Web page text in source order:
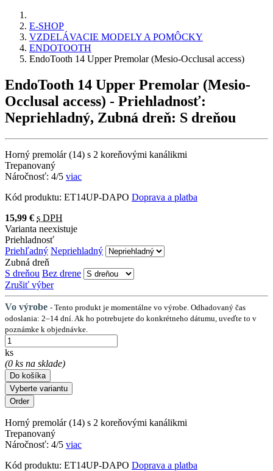
E-SHOP
VZDELÁVACIE MODELY A POMÔCKY
ENDOTOOTH
EndoTooth 14 Upper Premolar (Mesio-Occlusal access)
EndoTooth 14 Upper Premolar (Mesio-
Occlusal access) - Priehladnosť:
Nepriehladný, Zubná dreň: S dreňou
Horný premolár (14) s 2 koreňovými kanálikmi
Trepanovaný
Náročnosť: 4/5 viac
Kód produktu: ET14UP-DAPO Doprava a platba
15,99 € s DPH
Varianta neexistuje
Priehladnosť
Priehľadný Nepriehladný
Zubná dreň
S dreňou Bez drene
Zrušiť výber
Vo výrobe - Tento produkt je momentálne vo výrobe. Odhadovaný čas
odoslania: 2–14 dní. Ak ho potrebujete do konkrétneho dátumu, uveďte to v
poznámke k objednávke.
ks
(0 ks na sklade)
Do košíka
Vyberte variantu
Horný premolár (14) s 2 koreňovými kanálikmi
Trepanovaný
Náročnosť: 4/5 viac
Kód produktu: ET14UP-DAPO Doprava a platba